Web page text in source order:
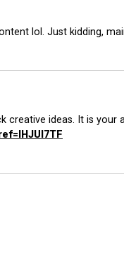
lol. Just kidding,
ideas. It is your